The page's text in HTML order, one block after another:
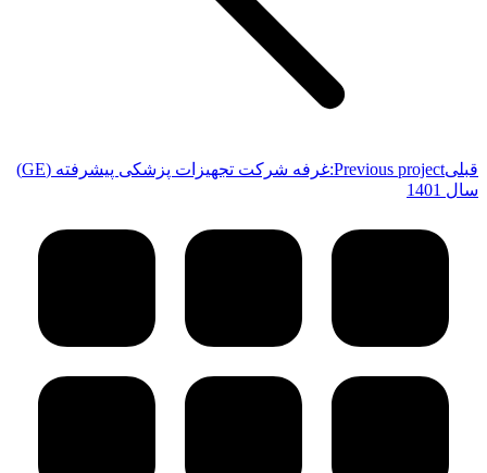
قبلیPrevious project:
غرفه شرکت تجهیزات پزشکی پیشرفته (GE)
سال 1401